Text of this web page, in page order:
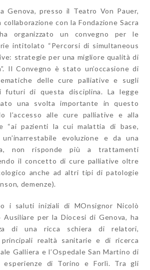
Genova, presso il Teatro Von Pauer,
con la Fondazione Sacra
organizzato un convegno per le
intitolato “Percorsi di simultaneous
strategie per una migliore qualità di
Il Convegno è stato un’occasione di
delle cure palliative e sugli
futuri di questa disciplina. La legge
una svolta importante in questo
l’accesso alle cure palliative e alla
“ai pazienti la cui malattia di base,
evoluzione e da una
non risponde più a trattamenti
il concetto di cure palliative oltre
anche ad altri tipi di patologie
demenze).
i saluti iniziali di MOnsignor Nicolò
Ausiliare per la Diocesi di Genova, ha
di una ricca schiera di relatori,
realtà sanitarie e di ricerca
Galliera e l’Ospedale San Martino di
esperienze di Torino e Forlì. Tra gli